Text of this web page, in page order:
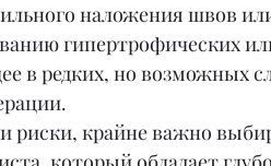
наложения швов
гипертрофических
в редких, но возможных
риски, крайне важно